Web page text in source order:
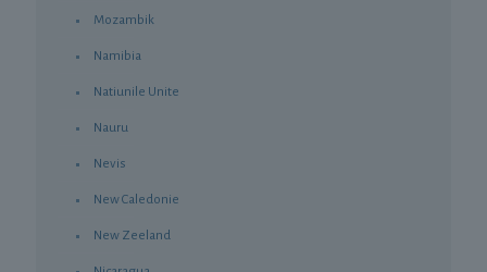
Mozambik
Namibia
Natiunile Unite
Nauru
Nevis
New Caledonie
New Zeeland